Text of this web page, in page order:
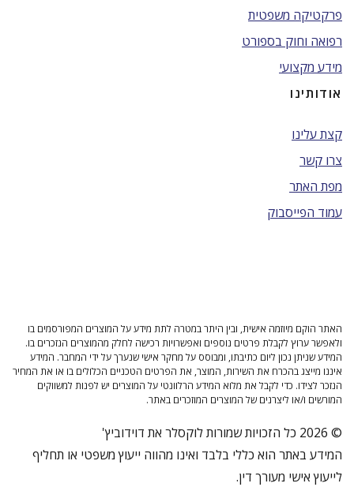
פרקטיקה משפטית
רפואה וחוק בספורט
מידע מקצועי
אודותינו
קצת עלינו
צרו קשר
מפת האתר
עמוד הפייסבוק
האתר הוקם מיוזמה אישית, ובין היתר במטרה לתת מידע על המוצרים המפורסמים בו
ולאפשר ערוץ לקבלת פרטים נוספים ואפשרויות רכישה לחלק מהמוצרים הנזכרים בו.
המידע שניתן נכון ליום כתיבתו, ומבוסס על מחקר אישי שנערך על ידי המחבר. המידע
איננו מייצג בהכרח את השירות, המוצר, את הפרטים הטכניים הכלולים בו או את המחיר
הנזכר לצידו. כדי לקבל את מלוא המידע הרלוונטי על המוצרים יש לפנות למשווקים
המורשים ו/או ליצרנים של המוצרים המוזכרים באתר.
© 2026 כל הזכויות שמורות לוקסלר את דוידוביץ'
המידע באתר הוא כללי בלבד ואינו מהווה ייעוץ משפטי או תחליף
לייעוץ אישי מעורך דין.